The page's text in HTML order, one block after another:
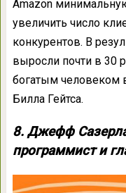
Amazon
увеличить число
конкурентов. В
выросли почти в 30
богатым человеком
Билла Гейтса.
8. Джефф
программист и